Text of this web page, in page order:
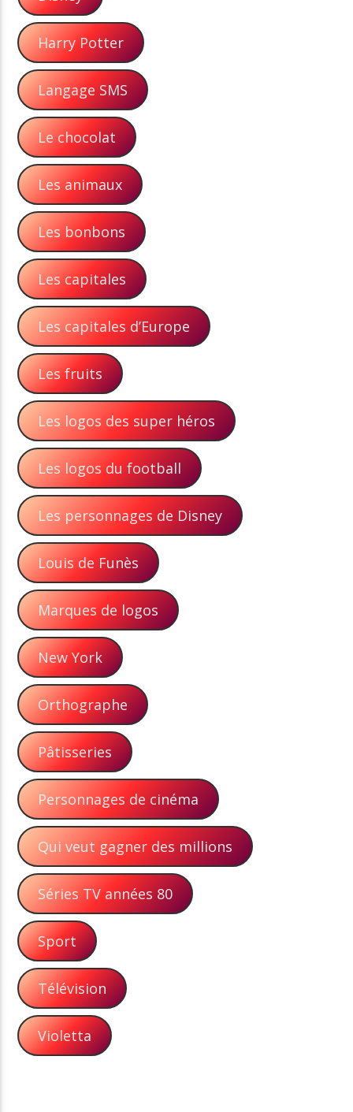
Harry Potter
Langage SMS
Le chocolat
Les animaux
Les bonbons
Les capitales
Les capitales d’Europe
Les fruits
Les logos des super héros
Les logos du football
Les personnages de Disney
Louis de Funès
Marques de logos
New York
Orthographe
Pâtisseries
Personnages de cinéma
Qui veut gagner des millions
Séries TV années 80
Sport
Télévision
Violetta